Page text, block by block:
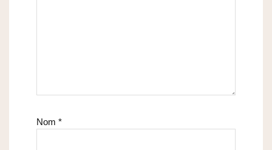
Nom *